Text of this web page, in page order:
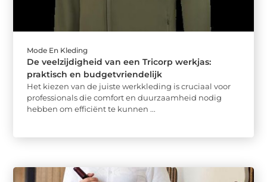
Mode En Kleding
De veelzijdigheid van een Tricorp werkjas:
praktisch en budgetvriendelijk
Het kiezen van de juiste werkkleding is cruciaal voor
professionals die comfort en duurzaamheid nodig
hebben om efficiënt te kunnen ...